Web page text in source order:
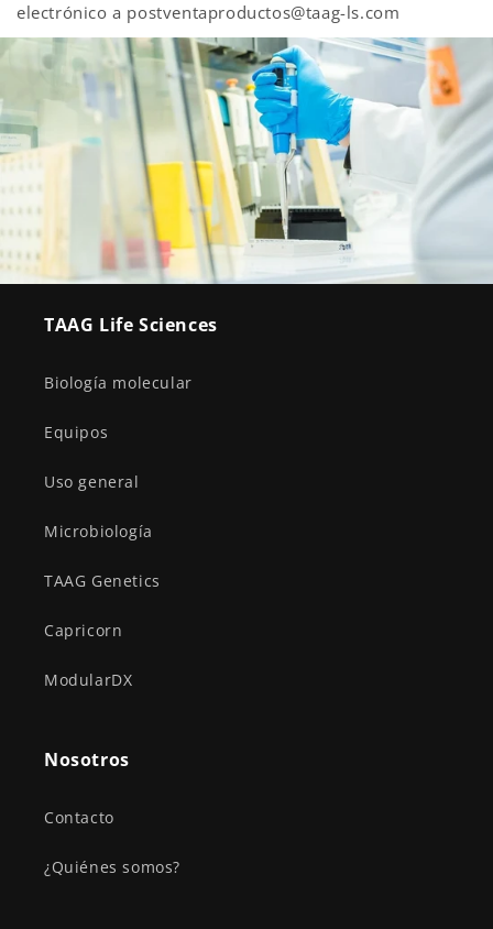
electrónico a postventaproductos@taag-ls.com
TAAG Life Sciences
Biología molecular
Equipos
Uso general
Microbiología
TAAG Genetics
Capricorn
ModularDX
Nosotros
Contacto
¿Quiénes somos?